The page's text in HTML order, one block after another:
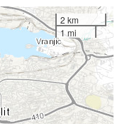
2 km
1 mi